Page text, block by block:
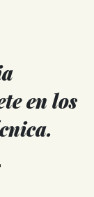
en los